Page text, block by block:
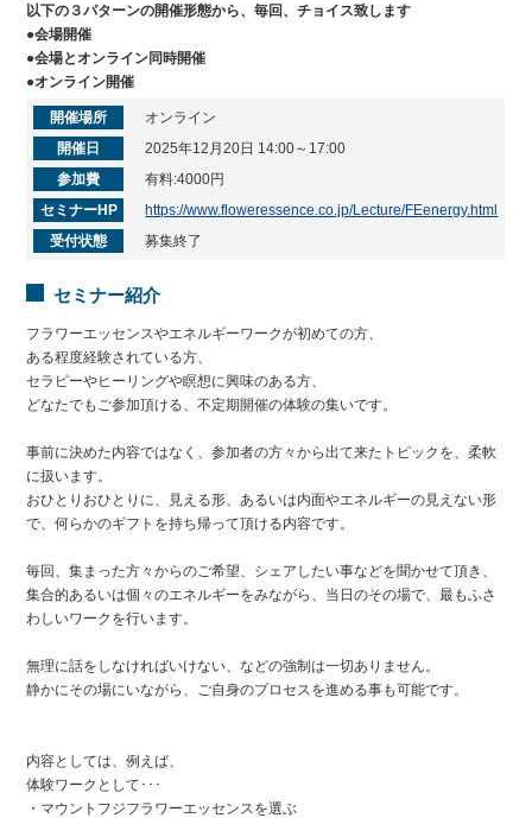
以下の３パターンの開催形態から、毎回、チョイス致します
●会場開催
●会場とオンライン同時開催
開催場所
オンライン
開催日
2025年12月20日 14:00～17:00
参加費
有料:4000円
セミナーHP
https://www.floweressence.co.jp/Lecture/FEenergy.html
受付状態
募集終了
セミナー紹介
フラワーエッセンスやエネルギーワークが初めての方、
ある程度経験されている方、
セラピーやヒーリングや瞑想に興味のある方、
どなたでもご参加頂ける、不定期開催の体験の集いです。
事前に決めた内容ではなく、参加者の方々から出て来たトピックを、柔軟
に扱います。
おひとりおひとりに、見える形、あるいは内面やエネルギーの見えない形
で、何らかのギフトを持ち帰って頂ける内容です。
毎回、集まった方々からのご希望、シェアしたい事などを聞かせて頂き、
集合的あるいは個々のエネルギーをみながら、当日のその場で、最もふさ
わしいワークを行います。
無理に話をしなければいけない、などの強制は一切ありません。
静かにその場にいながら、ご自身のプロセスを進める事も可能です。
内容としては、例えば、
体験ワークとして･･･
・マウントフジフラワーエッセンスを選ぶ